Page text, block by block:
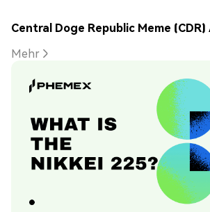
Central Doge Republic Meme
Mehr